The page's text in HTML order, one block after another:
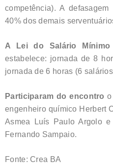
competência). A
40% dos demais
A Lei do Salário Mínimo
estabelece: jornada de 8
jornada de 6 horas (6
Participaram do encontro
engenheiro químico Herbert
Asmea Luís Paulo Argolo
Fernando Sampaio.
Fonte: Crea BA